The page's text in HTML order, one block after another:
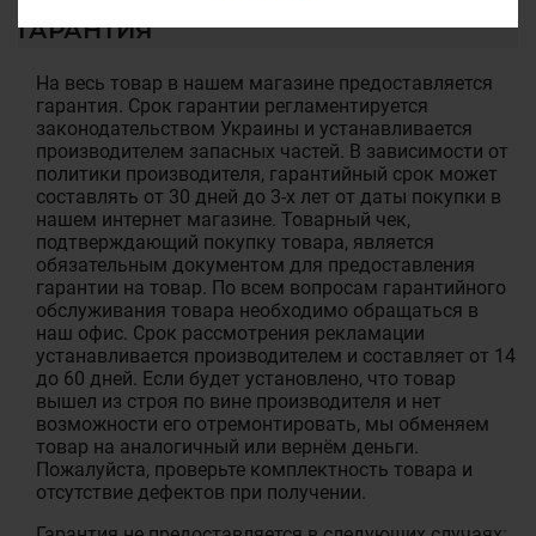
ГАРАНТИЯ
На весь товар в нашем магазине предоставляется
гарантия. Срок гарантии регламентируется
законодательством Украины и устанавливается
производителем запасных частей. В зависимости от
политики производителя, гарантийный срок может
составлять от 30 дней до 3-х лет от даты покупки в
нашем интернет магазине. Товарный чек,
подтверждающий покупку товара, является
обязательным документом для предоставления
гарантии на товар. По всем вопросам гарантийного
обслуживания товара необходимо обращаться в
наш офис. Срок рассмотрения рекламации
устанавливается производителем и составляет от 14
до 60 дней. Если будет установлено, что товар
вышел из строя по вине производителя и нет
возможности его отремонтировать, мы обменяем
товар на аналогичный или вернём деньги.
Пожалуйста, проверьте комплектность товара и
отсутствие дефектов при получении.